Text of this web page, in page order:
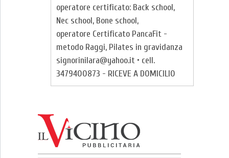
operatore certificato: Back school,
Nec school, Bone school,
operatore Certificato PancaFit -
metodo Raggi, Pilates in gravidanza
signorinilara@yahoo.it • cell.
3479400873 - RICEVE A DOMICILIO